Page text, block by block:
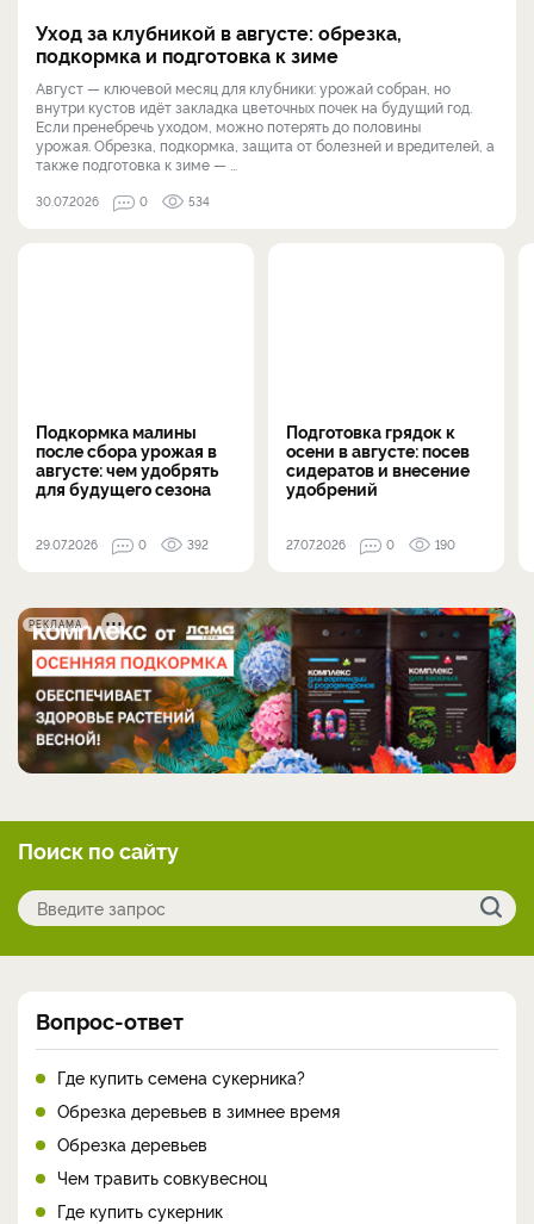
Уход за клубникой в августе: обрезка,
подкормка и подготовка к зиме
Август — ключевой месяц для клубники: урожай собран, но
внутри кустов идёт закладка цветочных почек на будущий год.
Если пренебречь уходом, можно потерять до половины
урожая. Обрезка, подкормка, защита от болезней и вредителей, а
также подготовка к зиме — ...
30.07.2026 0 534
Подкормка малины
после сбора урожая в
августе: чем удобрять
для будущего сезона
29.07.2026 0 392
Подготовка грядок к
осени в августе: посев
сидератов и внесение
удобрений
27.07.2026 0 190
РЕКЛАМА
Поиск по сайту
Вопрос-ответ
Где купить семена сукерника?
Обрезка деревьев в зимнее время
Обрезка деревьев
Чем травить совкувесноц
Где купить сукерник